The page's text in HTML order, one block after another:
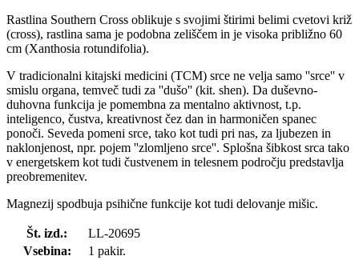
Rastlina Southern Cross oblikuje s svojimi štirimi belimi cvetovi križ
(cross), rastlina sama je podobna zeliščem in je visoka približno 60
cm (Xanthosia rotundifolia).
V tradicionalni kitajski medicini (TCM) srce ne velja samo ''srce'' v
smislu organa, temveč tudi za ''dušo'' (kit. shen). Da duševno-
duhovna funkcija je pomembna za mentalno aktivnost, t.p.
inteligenco, čustva, kreativnost čez dan in harmoničen spanec
ponoči. Seveda pomeni srce, tako kot tudi pri nas, za ljubezen in
naklonjenost, npr. pojem ''zlomljeno srce''. Splošna šibkost srca tako
v energetskem kot tudi čustvenem in telesnem področju predstavlja
preobremenitev.
Magnezij spodbuja psihične funkcije kot tudi delovanje mišic.
Št. izd.:
LL-20695
Vsebina:
1 pakir.